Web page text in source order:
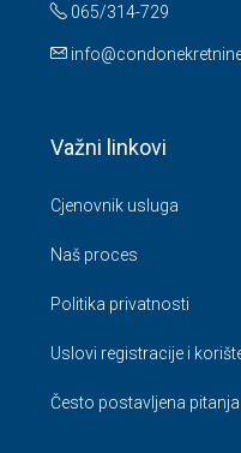
065/314-729
Važni linkovi
Cjenovnik usluga
Naš proces
Politika privatnosti
Uslovi registracije i
Često postavljena pitanja